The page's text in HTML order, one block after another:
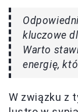
kluczowe
Warto
energię,
W związku z